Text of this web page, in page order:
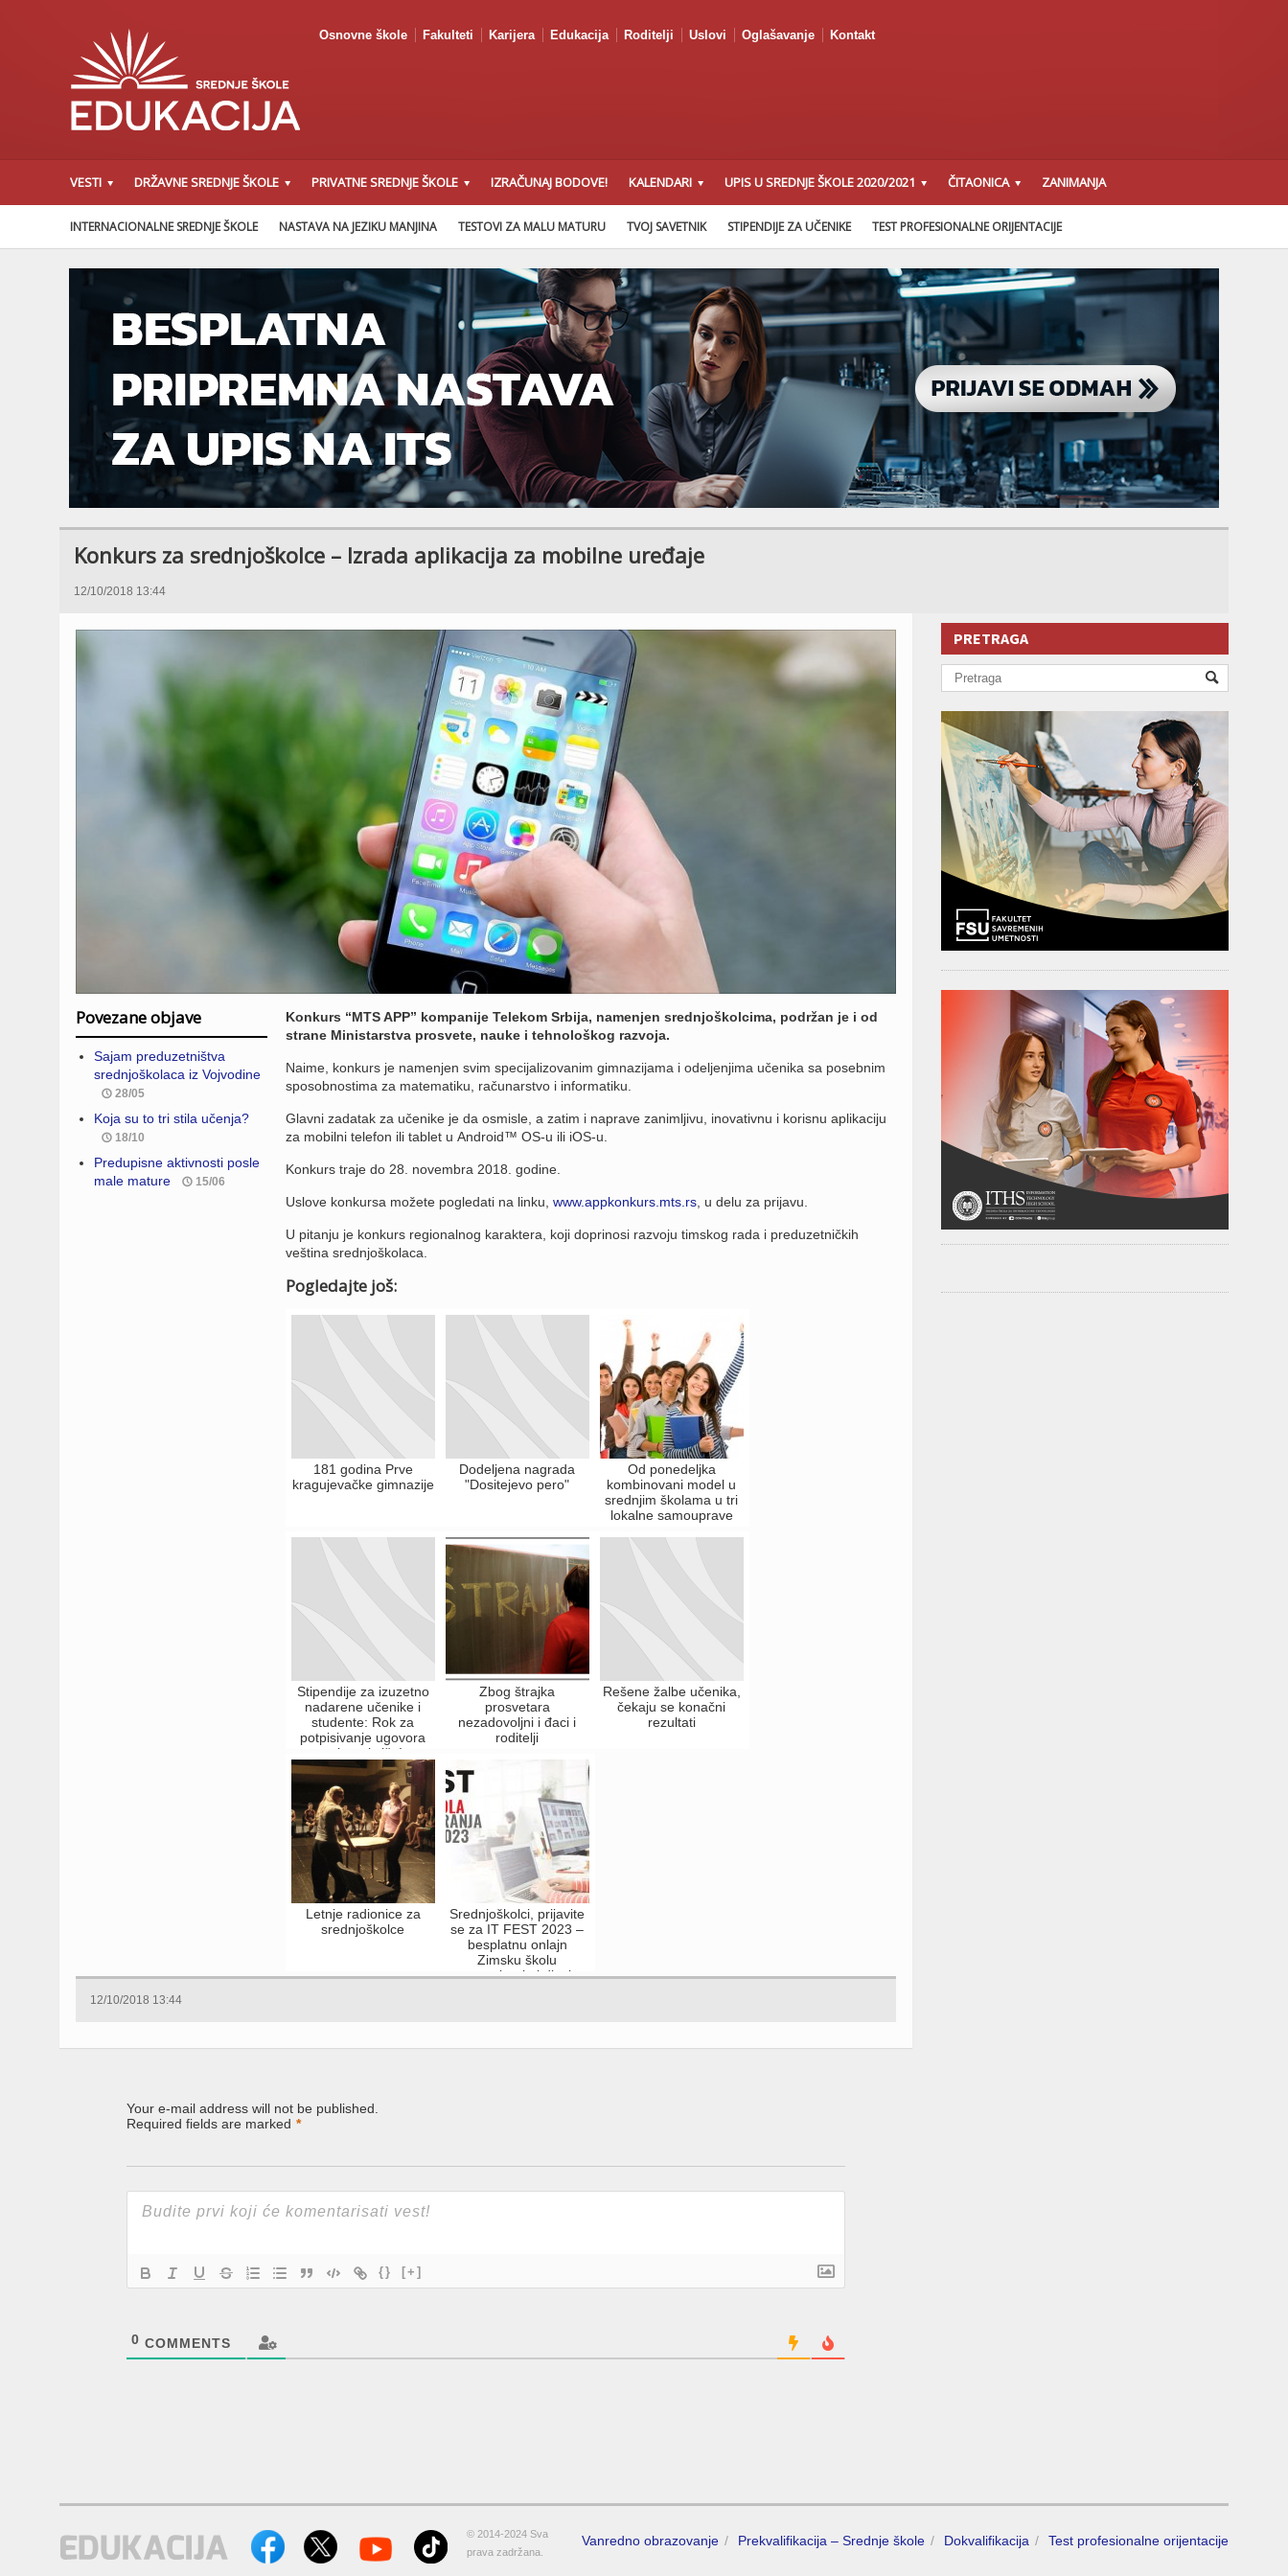
Osnovne škole Fakulteti Karijera Edukacija Roditelji Uslovi Oglašavanje Kontakt
VESTI DRŽAVNE SREDNJE ŠKOLE PRIVATNE SREDNJE ŠKOLE IZRAČUNAJ BODOVE! KALENDARI UPIS U SREDNJE ŠKOLE 2020/2021 ČITAONICA ZANIMANJA
INTERNACIONALNE SREDNJE ŠKOLE NASTAVA NA JEZIKU MANJINA TESTOVI ZA MALU MATURU TVOJ SAVETNIK STIPENDIJE ZA UČENIKE TEST PROFESIONALNE ORIJENTACIJE
Konkurs za srednjoškolce – Izrada aplikacija za mobilne uređaje
12/10/2018 13:44
Povezane objave
Sajam preduzetništva
srednjoškolaca iz Vojvodine
28/05
Koja su to tri stila učenja?
18/10
Predupisne aktivnosti posle
male mature
15/06
Konkurs “MTS APP” kompanije Telekom Srbija, namenjen srednjoškolcima, podržan je i od
strane Ministarstva prosvete, nauke i tehnološkog razvoja.
Naime, konkurs je namenjen svim specijalizovanim gimnazijama i odeljenjima učenika sa posebnim
sposobnostima za matematiku, računarstvo i informatiku.
Glavni zadatak za učenike je da osmisle, a zatim i naprave zanimljivu, inovativnu i korisnu aplikaciju
za mobilni telefon ili tablet u Android™ OS-u ili iOS-u.
Konkurs traje do 28. novembra 2018. godine.
Uslove konkursa možete pogledati na linku, www.appkonkurs.mts.rs, u delu za prijavu.
U pitanju je konkurs regionalnog karaktera, koji doprinosi razvoju timskog rada i preduzetničkih
veština srednjoškolaca.
Pogledajte još:
181 godina Prve
kragujevačke gimnazije
Dodeljena nagrada
"Dositejevo pero"
Od ponedeljka
kombinovani model u
srednjim školama u tri
lokalne samouprave
Stipendije za izuzetno
nadarene učenike i
studente: Rok za
potpisivanje ugovora
uskoro ističe!
Zbog štrajka
prosvetara
nezadovoljni i đaci i
roditelji
Rešene žalbe učenika,
čekaju se konačni
rezultati
Letnje radionice za
srednjoškolce
Srednjoškolci, prijavite
se za IT FEST 2023 –
besplatnu onlajn
Zimsku školu
programiranja i dizajna
12/10/2018 13:44
Your e-mail address will not be published.
Required fields are marked *
{} [+]
0 COMMENTS
PRETRAGA
Vanredno obrazovanje Prekvalifikacija – Srednje škole Dokvalifikacija Test profesionalne orijentacije
© 2014-2024 Sva
prava zadržana.